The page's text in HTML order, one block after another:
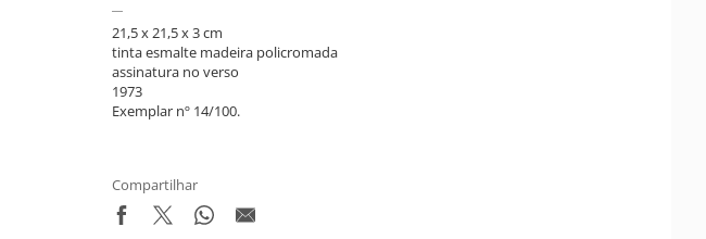
21,5 x 21,5 x 3 cm
tinta esmalte madeira policromada
assinatura no verso
1973
Exemplar nº 14/100.
Compartilhar